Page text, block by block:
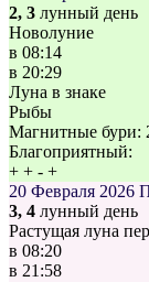
2, 3 лунный день
Новолуние
в 08:14
в 20:29
Луна в знаке
Рыбы
Магнитные бури:
Благоприятный:
+ + - +
20 Февраля 2026
3, 4 лунный день
Растущая луна
в 08:20
в 21:58